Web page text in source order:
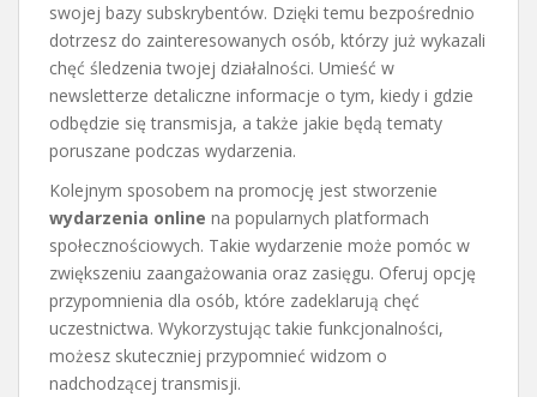
swojej bazy subskrybentów. Dzięki temu bezpośrednio
dotrzesz do zainteresowanych osób, którzy już wykazali
chęć śledzenia twojej działalności. Umieść w
newsletterze detaliczne informacje o tym, kiedy i gdzie
odbędzie się transmisja, a także jakie będą tematy
poruszane podczas wydarzenia.
Kolejnym sposobem na promocję jest stworzenie
wydarzenia online na popularnych platformach
społecznościowych. Takie wydarzenie może pomóc w
zwiększeniu zaangażowania oraz zasięgu. Oferuj opcję
przypomnienia dla osób, które zadeklarują chęć
uczestnictwa. Wykorzystując takie funkcjonalności,
możesz skuteczniej przypomnieć widzom o
nadchodzącej transmisji.